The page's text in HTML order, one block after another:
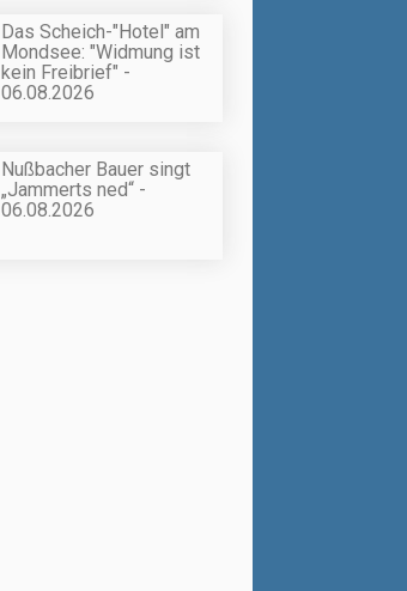
Das Scheich-"Hotel" am
Mondsee: "Widmung ist
kein Freibrief" -
06.08.2026
Nußbacher Bauer singt
„Jammerts ned“ -
06.08.2026